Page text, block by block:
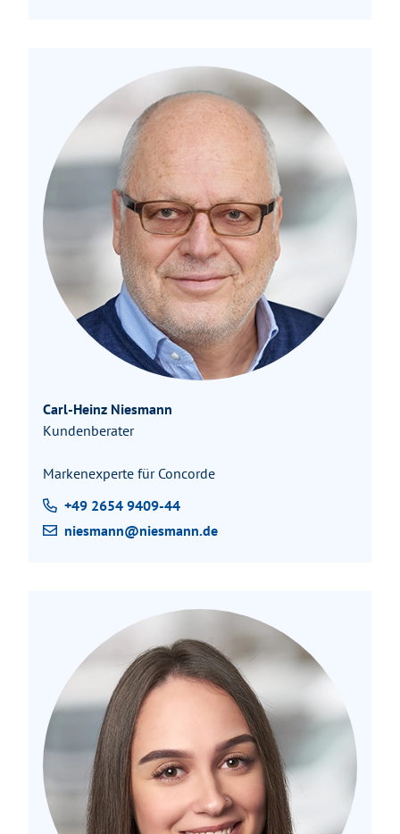
Carl-Heinz Niesmann
Kundenberater
Markenexperte für Concorde
+49 2654 9409-44
niesmann@niesmann.de